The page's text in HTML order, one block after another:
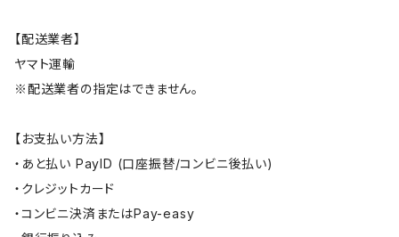
【配送業者】
ヤマト運輸
※配送業者の指定はできません。
【お支払い方法】
・あと払い PayID (口座振替/コンビニ後払い)
・クレジットカード
・コンビニ決済またはPay-easy